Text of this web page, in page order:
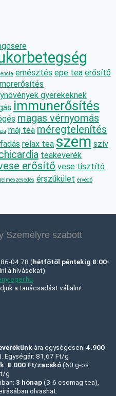
emésztés epe tea erősítő
gyerekeknek
immunerősítés
magas vérnyomás
máj tea méregtelenítés
relax tea szem szív
teakeverék
erősítő vese tisztító
érszűkület érvédő
Személyre szabott
04 78 (hétfőtől péntekig 8:00-
a hívásokat)
eger.hu
a tanácsadást vállalni!
ára egységesen:4.900
Egységár: 81,67 Ft/g
: 8.000 Ft/zacskó(60 g-os
g
3 hónap(3-6 csomag tea),
olvashat.